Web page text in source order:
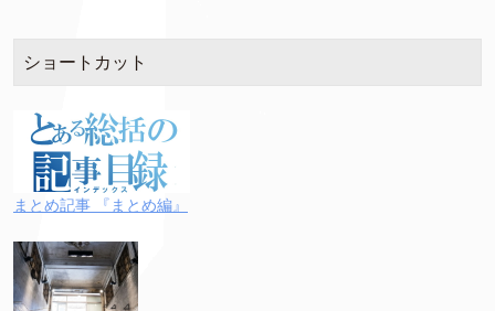
ショートカット
まとめ記事 『まとめ編』